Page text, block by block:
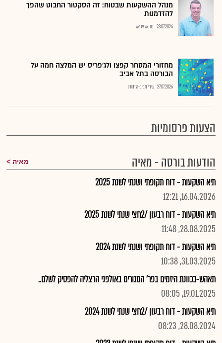
מנהל ההשקעות שבטוח: זה הסקטור החבוט שהפך
להזדמנות
28.07.2026 נתנאל אריאל
מחזורי המסחר קפצו ולג'פריס יש המלצה חמה על
הבורסה בתל אביב
27.07.2026 שירי חביב-ולדהורן
הצעות פרסומיות
הודעות בורסה - מאיה
מאיה
תיא השקעות - דוח תקופתי ושנתי לשנת 2025
16.04.2026, 12:21
תיא השקעות - דוח רבעון /2חצי שנתי לשנת 2025
28.08.2025, 11:48
תיא השקעות - דוח תקופתי ושנתי לשנת 2024
31.03.2025, 10:38
תאהש-בכוונת היזמים בפר' המגורים באולפני הרצליה להפסיק לשלם..
19.01.2025, 08:05
תיא השקעות - דוח רבעון /2חצי שנתי לשנת 2024
28.08.2024, 08:23